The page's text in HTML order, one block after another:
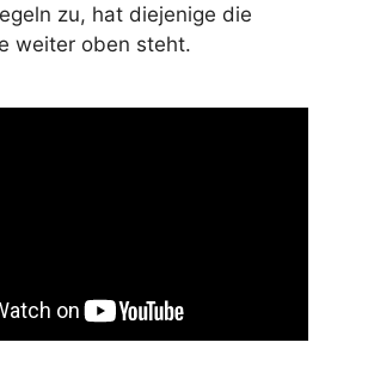
zu, hat diejenige die
weiter oben steht.